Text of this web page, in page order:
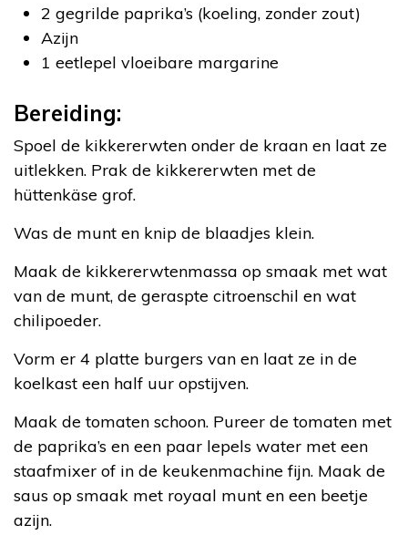
2 gegrilde paprika’s (koeling, zonder zout)
Azijn
1 eetlepel vloeibare margarine
Bereiding:
Spoel de kikkererwten onder de kraan en laat ze
uitlekken. Prak de kikkererwten met de
hüttenkäse grof.
Was de munt en knip de blaadjes klein.
Maak de kikkererwtenmassa op smaak met wat
van de munt, de geraspte citroenschil en wat
chilipoeder.
Vorm er 4 platte burgers van en laat ze in de
koelkast een half uur opstijven.
Maak de tomaten schoon. Pureer de tomaten met
de paprika’s en een paar lepels water met een
staafmixer of in de keukenmachine fijn. Maak de
saus op smaak met royaal munt en een beetje
azijn.